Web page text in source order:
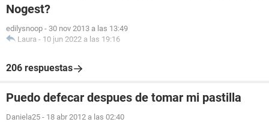
Nogest?
edilysnoop - 30 nov 2013 a las 13:49
Laura - 10 jun 2022 a las 19:16
206 respuestas
Puedo defecar despues de tomar mi pastilla
Daniela25 - 18 abr 2012 a las 02:40